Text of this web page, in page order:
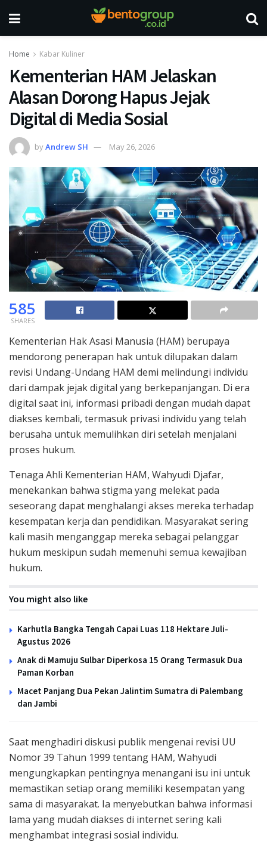
Home Kabar Kuliner
Kementerian HAM Jelaskan
Alasan Dorong Hapus Jejak
Digital di Media Sosial
byAndrew SH May 26, 2026
585
SHARES
Kementerian Hak Asasi Manusia (HAM) berupaya
mendorong penerapan hak untuk dilupakan dalam
revisi Undang-Undang HAM demi melindungi individu
dari dampak jejak digital yang berkepanjangan. Di era
digital saat ini, informasi pribadi dengan mudah dapat
diakses kembali, termasuk privasi individu yang telah
berusaha untuk memulihkan diri setelah menjalani
proses hukum.
Tenaga Ahli Kementerian HAM, Wahyudi Djafar,
menekankan bahwa stigma yang melekat pada
seseorang dapat menghalangi akses mereka terhadap
kesempatan kerja dan pendidikan. Masyarakat sering
kali masih menganggap mereka sebagai pelanggar
hukum meskipun sudah memenuhi semua kewajiban
hukum.
You might also like
Karhutla Bangka Tengah Capai Luas 118 Hektare Juli-
Agustus 2026
Anak di Mamuju Sulbar Diperkosa 15 Orang Termasuk Dua
Paman Korban
Macet Panjang Dua Pekan Jalintim Sumatra di Palembang
dan Jambi
Saat menghadiri diskusi publik mengenai revisi UU
Nomor 39 Tahun 1999 tentang HAM, Wahyudi
mengungkapkan pentingnya menangani isu ini untuk
memastikan setiap orang memiliki kesempatan yang
sama di masyarakat. Ia menyebutkan bahwa informasi
lama yang mudah diakses di internet sering kali
menghambat integrasi sosial individu.